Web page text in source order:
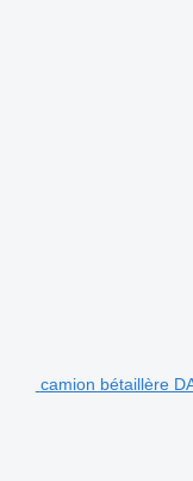
camion bétaillère